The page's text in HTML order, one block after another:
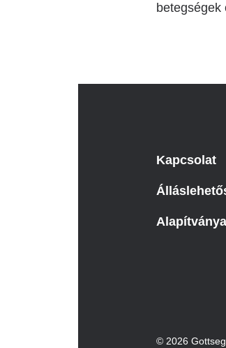
betegségek
Kapcsolat
© 2026